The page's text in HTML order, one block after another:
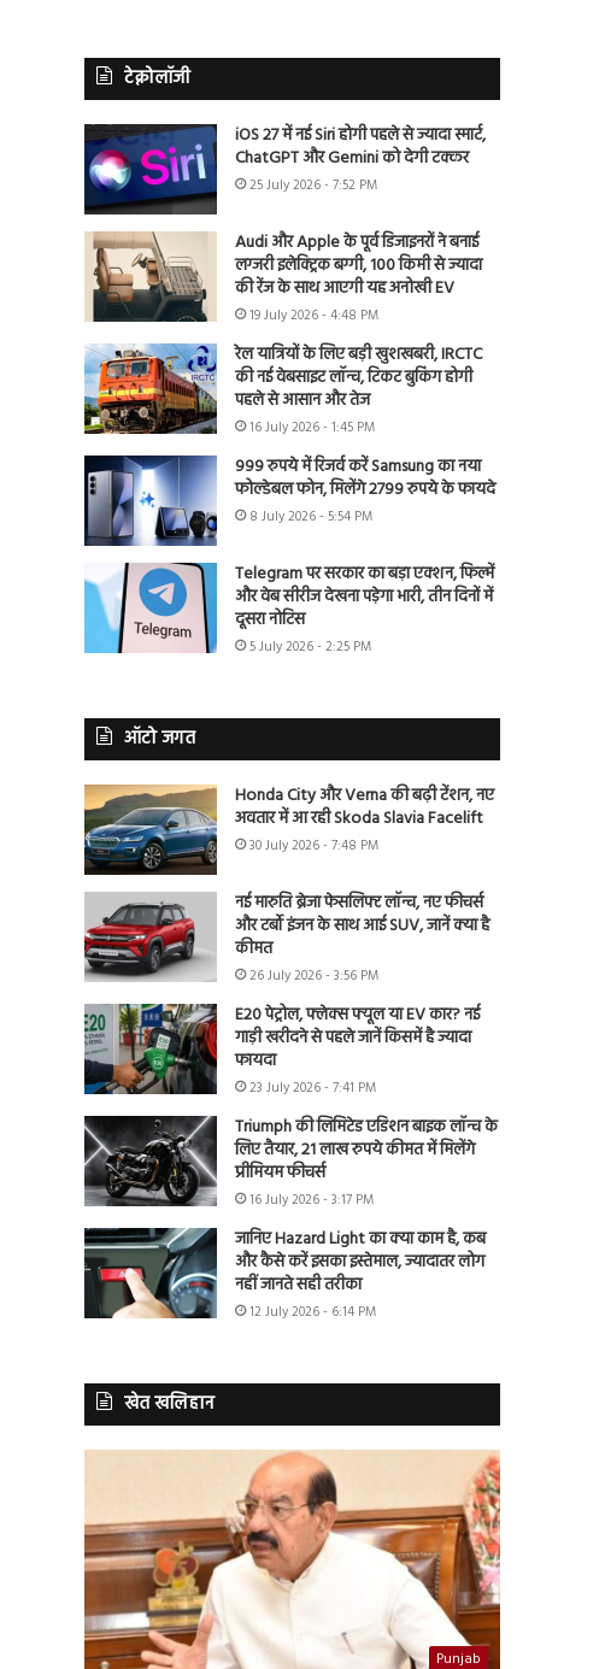
टेक्नोलॉजी
iOS 27 में नई Siri होगी पहले से ज्यादा स्मार्ट,
ChatGPT और Gemini को देगी टक्कर
25 July 2026 - 7:52 PM
Audi और Apple के पूर्व डिजाइनरों ने बनाई
लग्जरी इलेक्ट्रिक बग्गी, 100 किमी से ज्यादा
की रेंज के साथ आएगी यह अनोखी EV
19 July 2026 - 4:48 PM
रेल यात्रियों के लिए बड़ी खुशखबरी, IRCTC
की नई वेबसाइट लॉन्च, टिकट बुकिंग होगी
पहले से आसान और तेज
16 July 2026 - 1:45 PM
999 रुपये में रिजर्व करें Samsung का नया
फोल्डेबल फोन, मिलेंगे 2799 रुपये के फायदे
8 July 2026 - 5:54 PM
Telegram पर सरकार का बड़ा एक्शन, फिल्में
और वेब सीरीज देखना पड़ेगा भारी, तीन दिनों में
दूसरा नोटिस
5 July 2026 - 2:25 PM
ऑटो जगत
Honda City और Verna की बढ़ी टेंशन, नए
अवतार में आ रही Skoda Slavia Facelift
30 July 2026 - 7:48 PM
नई मारुति ब्रेजा फेसलिफ्ट लॉन्च, नए फीचर्स
और टर्बो इंजन के साथ आई SUV, जानें क्या है
कीमत
26 July 2026 - 3:56 PM
E20 पेट्रोल, फ्लेक्स फ्यूल या EV कार? नई
गाड़ी खरीदने से पहले जानें किसमें है ज्यादा
फायदा
23 July 2026 - 7:41 PM
Triumph की लिमिटेड एडिशन बाइक लॉन्च के
लिए तैयार, 21 लाख रुपये कीमत में मिलेंगे
प्रीमियम फीचर्स
16 July 2026 - 3:17 PM
जानिए Hazard Light का क्या काम है, कब
और कैसे करें इसका इस्तेमाल, ज्यादातर लोग
नहीं जानते सही तरीका
12 July 2026 - 6:14 PM
खेत खलिहान
Punjab